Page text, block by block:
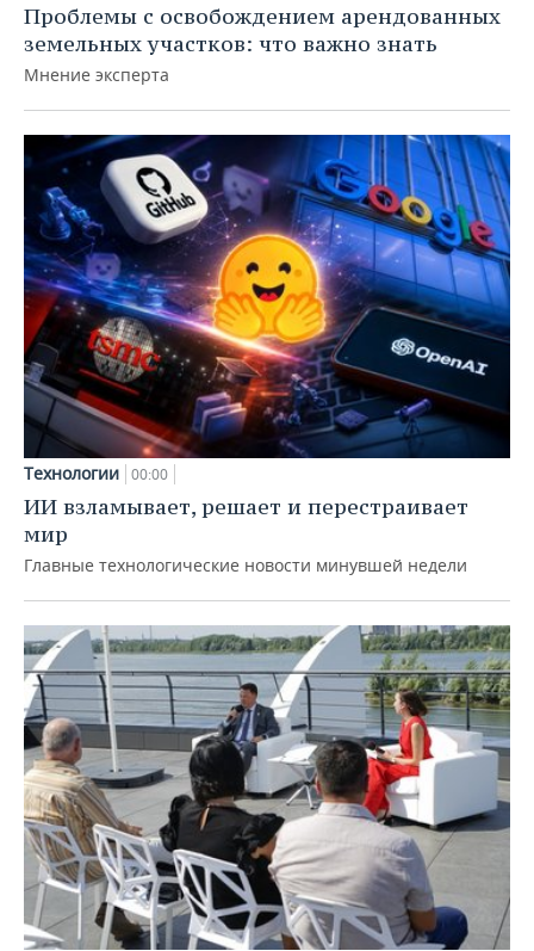
Проблемы с освобождением арендованных
земельных участков: что важно знать
Мнение эксперта
Технологии 00:00
ИИ взламывает, решает и перестраивает
мир
Главные технологические новости минувшей недели